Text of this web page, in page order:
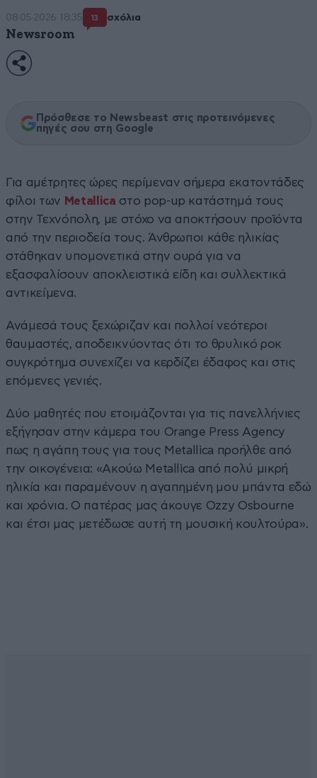
08·05·2026 18:35 13 σχόλια
Newsroom
Πρόσθεσε το Newsbeast στις προτεινόμενες
πηγές σου στη Google
Για αμέτρητες ώρες περίμεναν σήμερα εκατοντάδες
φίλοι των Metallica στο pop-up κατάστημά τους
στην Τεχνόπολη, με στόχο να αποκτήσουν προϊόντα
από την περιοδεία τους. Άνθρωποι κάθε ηλικίας
στάθηκαν υπομονετικά στην ουρά για να
εξασφαλίσουν αποκλειστικά είδη και συλλεκτικά
αντικείμενα.
Ανάμεσά τους ξεχώριζαν και πολλοί νεότεροι
θαυμαστές, αποδεικνύοντας ότι το θρυλικό ροκ
συγκρότημα συνεχίζει να κερδίζει έδαφος και στις
επόμενες γενιές.
Δύο μαθητές που ετοιμάζονται για τις πανελλήνιες
εξήγησαν στην κάμερα του Orange Press Agency
πως η αγάπη τους για τους Metallica προήλθε από
την οικογένεια: «Ακούω Metallica από πολύ μικρή
ηλικία και παραμένουν η αγαπημένη μου μπάντα εδώ
και χρόνια. Ο πατέρας μας άκουγε Ozzy Osbourne
και έτσι μας μετέδωσε αυτή τη μουσική κουλτούρα».